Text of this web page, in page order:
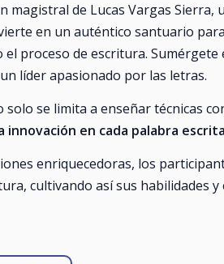
magistral de Lucas Vargas
en un auténtico santuario
el proceso de escritura.
líder apasionado por las letras.
solo se limita a enseñar técnicas
innovación en cada palabra
enriquecedoras, los
cultivando así sus habilidades y